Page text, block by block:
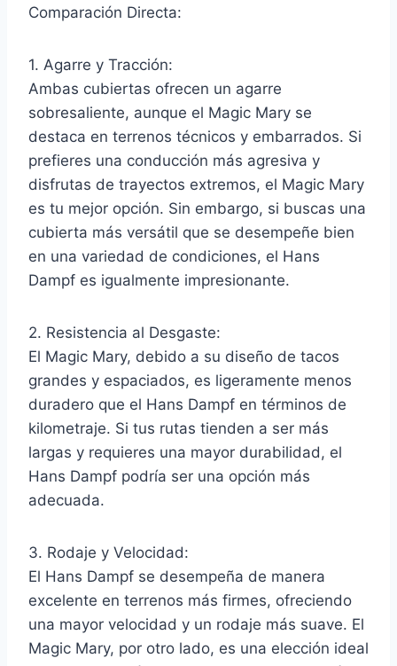
Comparación Directa:
1. Agarre y Tracción:
Ambas cubiertas ofrecen un agarre
sobresaliente, aunque el Magic Mary se
destaca en terrenos técnicos y embarrados. Si
prefieres una conducción más agresiva y
disfrutas de trayectos extremos, el Magic Mary
es tu mejor opción. Sin embargo, si buscas una
cubierta más versátil que se desempeñe bien
en una variedad de condiciones, el Hans
Dampf es igualmente impresionante.
2. Resistencia al Desgaste:
El Magic Mary, debido a su diseño de tacos
grandes y espaciados, es ligeramente menos
duradero que el Hans Dampf en términos de
kilometraje. Si tus rutas tienden a ser más
largas y requieres una mayor durabilidad, el
Hans Dampf podría ser una opción más
adecuada.
3. Rodaje y Velocidad:
El Hans Dampf se desempeña de manera
excelente en terrenos más firmes, ofreciendo
una mayor velocidad y un rodaje más suave. El
Magic Mary, por otro lado, es una elección ideal